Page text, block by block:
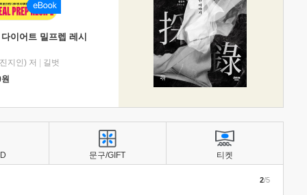
이어트 밀프렙 레시
지인) 저
길벗
원
2/5
문구/GIFT 티켓